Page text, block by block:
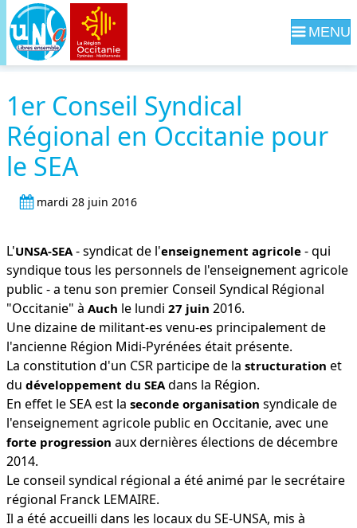
1er Conseil Syndical
Régional en Occitanie pour
le SEA
mardi 28 juin 2016
L'UNSA-SEA- syndicat de l'enseignement agricole - qui
syndique tous les personnels de l'enseignement agricole
public - a tenu son premier Conseil Syndical Régional
"Occitanie" à Auch le lundi 27 juin 2016.
Une dizaine de militant-es venu-es principalement de
l'ancienne Région Midi-Pyrénées était présente.
La constitution d'un CSR participe de la structuration et
du développement du SEAdans la Région.
En effet le SEA est la seconde organisation syndicale de
l'enseignement agricole public en Occitanie, avec une
forte progression aux dernières élections de décembre
2014.
Le conseil syndical régional a été animé par le secrétaire
régional Franck LEMAIRE.
Il a été accueilli dans les locaux du SE-UNSA, mis à